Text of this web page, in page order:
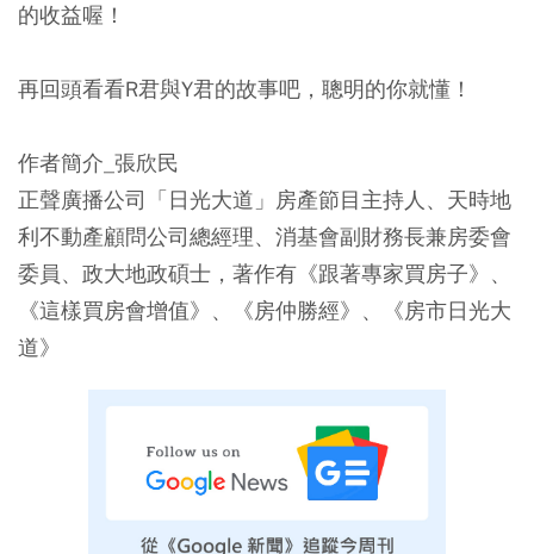
的收益喔！
再回頭看看R君與Y君的故事吧，聰明的你就懂！
作者簡介_張欣民
正聲廣播公司「日光大道」房產節目主持人、天時地
利不動產顧問公司總經理、消基會副財務長兼房委會
委員、政大地政碩士，著作有《跟著專家買房子》、
《這樣買房會增值》、《房仲勝經》、《房市日光大
道》